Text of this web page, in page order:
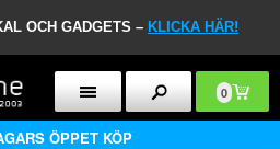
OCH GADGETS – KLICKA HÄR!
0
ÖPPET KÖP